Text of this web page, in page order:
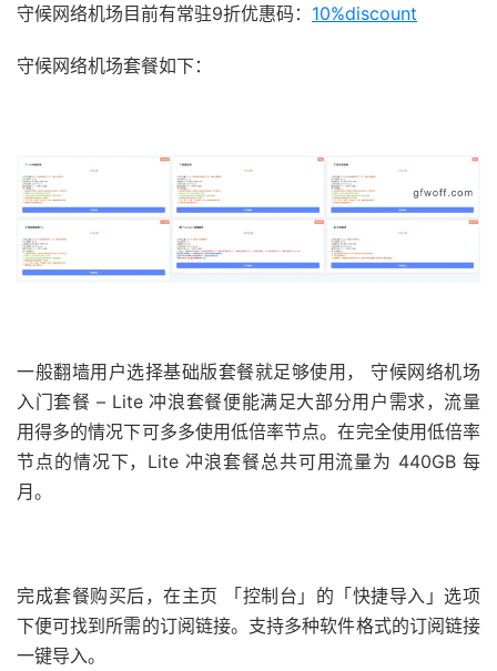
守候网络机场目前有常驻9折优惠码： 10%discount
守候网络机场套餐如下：
一般翻墙用户选择基础版套餐就足够使用， 守候网络机场
入门套餐 – Lite 冲浪套餐便能满足大部分用户需求，流量
用得多的情况下可多多使用低倍率节点。在完全使用低倍率
节点的情况下，Lite 冲浪套餐总共可用流量为 440GB 每
月。
完成套餐购买后，在主页 「控制台」的「快捷导入」选项
下便可找到所需的订阅链接。支持多种软件格式的订阅链接
一键导入。